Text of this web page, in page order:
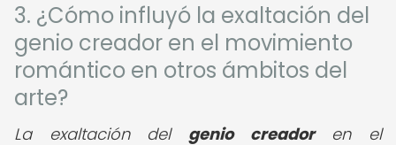
3. ¿Cómo influyó la exaltación del
genio creador en el movimiento
romántico en otros ámbitos del
arte?
La exaltación del genio creadoren el